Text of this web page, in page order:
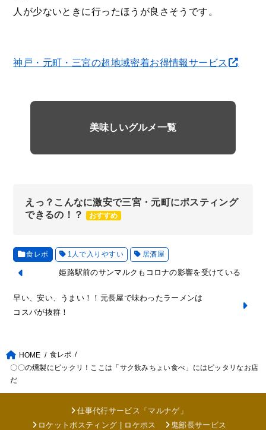
人が少ないときに行ったほうが良さそうです。
神戸・元町・三宮の超地域密着お得情報サービス
美味しいグルメ一覧
えっ？こんなに激安で三宮・元町にポスティング
できるの！？
おすすめ
食レポ 1人で入りやすい 居酒屋
姫路駅前のサンマルクもコロナの影響を受けている
早い、安い、うまい！！元長屋で味わったラーメンは
コスパが抜群！
HOME
食レポ
〇〇の燻製にビックリ！ここは「サク飲みちょい食べ」にはピッタリなお店
だ
仕事代行サービス「マルナゲ」
ロケットポスティング | ロケポス
鬼部長サービス